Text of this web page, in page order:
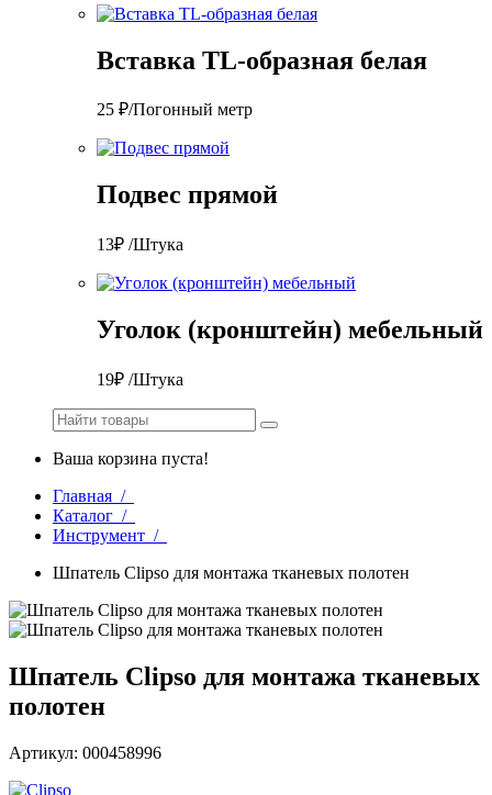
Вставка TL-образная белая
25 ₽/Погонный метр
Подвес прямой
13₽ /Штука
Уголок (кронштейн) мебельный
19₽ /Штука
Ваша корзина пуста!
Главная /
Каталог /
Инструмент /
Шпатель Clipso для монтажа тканевых полотен
Шпатель Clipso для монтажа тканевых
полотен
Артикул: 000458996